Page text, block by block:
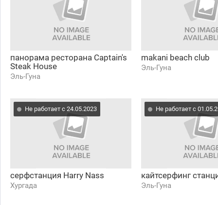
панорама ресторана Captain's
Steak House
Эль-Гуна
makani beach club
Эль-Гуна
Не работает с 24.05.2023
серфстанция Harry Nass
Хургада
Не работает с
кайтсерфинг
Эль-Гуна